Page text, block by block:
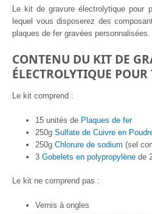
Usos.
#Exp4
Le kit de gravure électrolytique pour
lequel vous disposerez des
plaques de fer gravées personnalisées.
CONTENU DU KIT DE
ÉLECTROLYTIQUE POUR
Le kit comprend :
15 unités de Plaques de fer
250gSulfate de Cuivre en
250gChlorure de sodium (sel
3Gobelets en polypropylène de
Le kit ne comprend pas :
Vernis à ongles